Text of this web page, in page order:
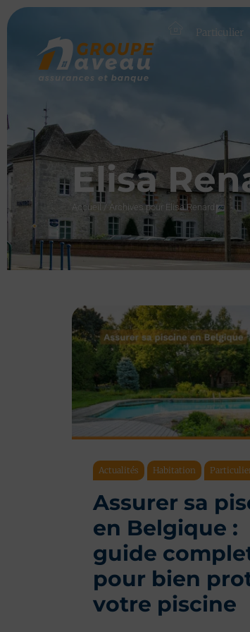
Particulier
Elisa
Accueil / Archives pour Elisa Renard
Actualités Habitation
Assurer sa
en Belgique :
guide
pour bien
votre piscine